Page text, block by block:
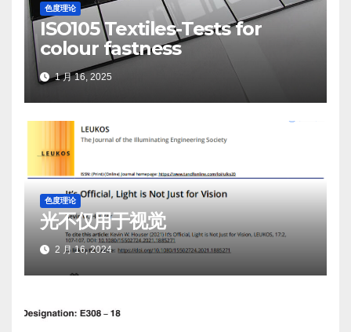
色度理论
ISO105 Textiles-Tests for
colour fastness
1 月 16, 2025
色度理论
光不仅用于视觉
2 月 16, 2024